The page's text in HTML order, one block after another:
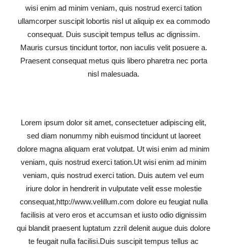
wisi enim ad minim veniam, quis nostrud exerci tation
ullamcorper suscipit lobortis nisl ut aliquip ex ea commodo
consequat. Duis suscipit tempus tellus ac dignissim.
Mauris cursus tincidunt tortor, non iaculis velit posuere a.
Praesent consequat metus quis libero pharetra nec porta
nisl malesuada.
Lorem ipsum dolor sit amet, consectetuer adipiscing elit,
sed diam nonummy nibh euismod tincidunt ut laoreet
dolore magna aliquam erat volutpat. Ut wisi enim ad minim
veniam, quis nostrud exerci tation.Ut wisi enim ad minim
veniam, quis nostrud exerci tation. Duis autem vel eum
iriure dolor in hendrerit in vulputate velit esse molestie
consequat,http://www.velillum.com dolore eu feugiat nulla
facilisis at vero eros et accumsan et iusto odio dignissim
qui blandit praesent luptatum zzril delenit augue duis dolore
te feugait nulla facilisi.Duis suscipit tempus tellus ac